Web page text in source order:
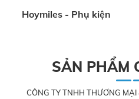
Hoymiles - Phụ kiện
SẢN PHẨM
CÔNG TY TNHH THƯƠNG MẠI